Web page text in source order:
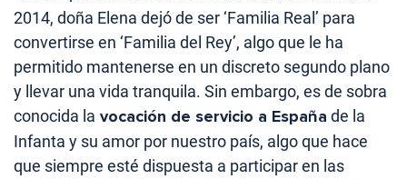
2014, doña Elena dejó de ser ‘Familia Real’ para
convertirse en ‘Familia del Rey’, algo que le ha
permitido mantenerse en un discreto segundo plano
y llevar una vida tranquila. Sin embargo, es de sobra
conocida la vocación de servicio a España de la
Infanta y su amor por nuestro país, algo que hace
que siempre esté dispuesta a participar en las